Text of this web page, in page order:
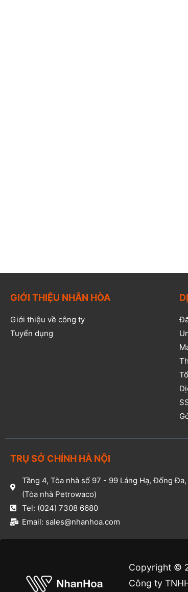
GIỚI THIỆU NHÂN HÒA
Giới thiệu về công ty
Tuyển dụng
TRỤ SỞ CHÍNH HÀ NỘI
Tầng 4, Tòa nhà số 97 - 99 Láng Hạ, Đống Đa,
(Tòa nhà Petrowaco)
Tel: (024) 7308 6680
Email: sales@nhanhoa.com
Copyright ©
Công ty